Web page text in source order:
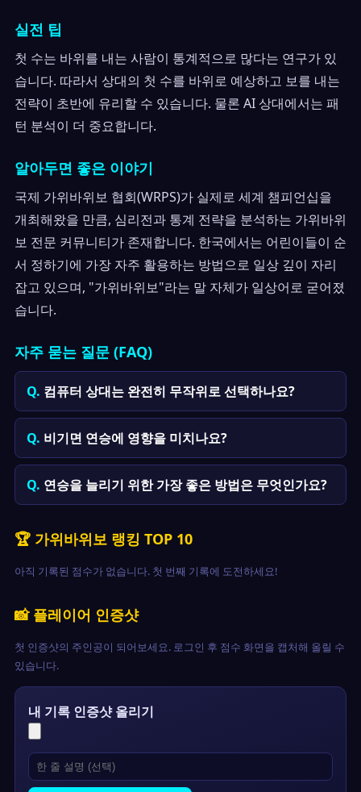
실전 팁
첫 수는 바위를 내는 사람이 통계적으로 많다는 연구가 있
습니다. 따라서 상대의 첫 수를 바위로 예상하고 보를 내는
전략이 초반에 유리할 수 있습니다. 물론 AI 상대에서는 패
턴 분석이 더 중요합니다.
알아두면 좋은 이야기
국제 가위바위보 협회(WRPS)가 실제로 세계 챔피언십을
개최해왔을 만큼, 심리전과 통계 전략을 분석하는 가위바위
보 전문 커뮤니티가 존재합니다. 한국에서는 어린이들이 순
서 정하기에 가장 자주 활용하는 방법으로 일상 깊이 자리
잡고 있으며, "가위바위보"라는 말 자체가 일상어로 굳어졌
습니다.
자주 묻는 질문 (FAQ)
컴퓨터 상대는 완전히 무작위로 선택하나요?
비기면 연승에 영향을 미치나요?
연승을 늘리기 위한 가장 좋은 방법은 무엇인가요?
🏆 가위바위보 랭킹 TOP 10
아직 기록된 점수가 없습니다. 첫 번째 기록에 도전하세요!
📸 플레이어 인증샷
첫 인증샷의 주인공이 되어보세요. 로그인 후 점수 화면을 캡처해 올릴 수
있습니다.
내 기록 인증샷 올리기